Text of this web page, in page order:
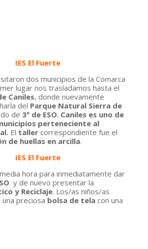
IES El Fuerte
dos municipios de la Comarca
lugarnos trasladamos hasta el
Caniles, donde nuevamente
del Parque Natural Sierra de
de 3º de ESO. Caniles es uno de
perteneciente al
El tallercorrespondiente fue el
de huellas en arcilla.
IES El Fuerte
hora para inmediatamente dar
y de nuevo presentar la
y Reciclaje. Los/as niños/as
preciosa bolsa de telacon una